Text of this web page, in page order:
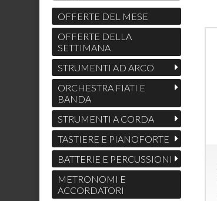
OFFERTE DEL MESE
OFFERTE DELLA
SETTIMANA
STRUMENTI AD ARCO
ORCHESTRA FIATI E
BANDA
STRUMENTI A CORDA
TASTIERE E PIANOFORTE
BATTERIE E PERCUSSIONI
METRONOMI E
ACCORDATORI